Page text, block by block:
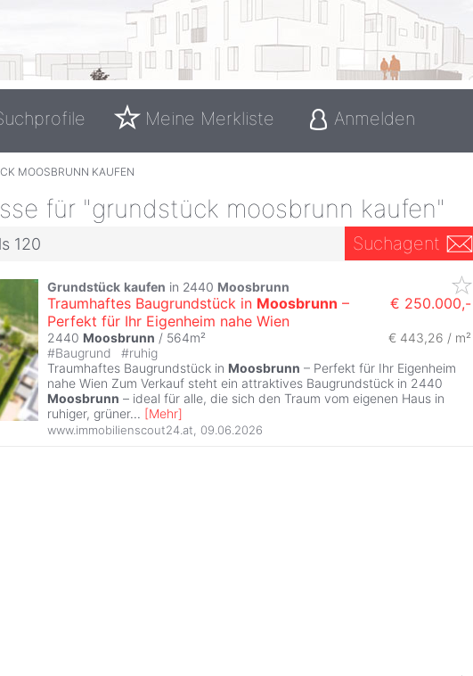
Meine Merkliste Anmelden
MOOSBRUNN KAUFEN
für "grundstück moosbrunn kaufen"
120 Suchagent
Grundstück kaufen in 2440 Moosbrunn
Traumhaftes Baugrundstück in Moosbrunn –
Perfekt für Ihr Eigenheim nahe Wien
€ 250.000,-
2440 Moosbrunn / 564m²
€ 443,26 / m²
#Baugrund #ruhig
Traumhaftes Baugrundstück in Moosbrunn – Perfekt für Ihr Eigenheim
nahe Wien Zum Verkauf steht ein attraktives Baugrundstück in 2440
Moosbrunn – ideal für alle, die sich den Traum vom eigenen Haus in
ruhiger, grüner... [Mehr]
www.immobilienscout24.at 09.06.2026